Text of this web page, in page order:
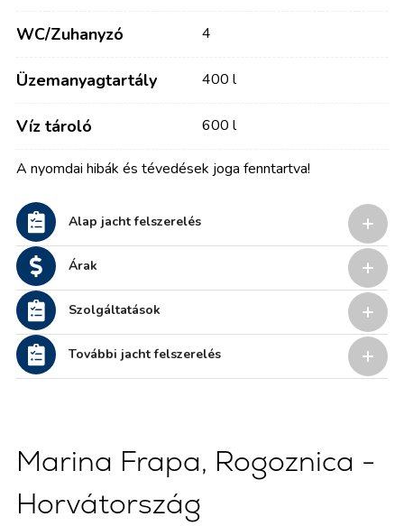
WC/Zuhanyzó 4
Üzemanyagtartály 400 l
Víz tároló 600 l
A nyomdai hibák és tévedések joga fenntartva!
Alap jacht felszerelés
Árak
Szolgáltatások
További jacht felszerelés
Marina Frapa, Rogoznica -
Horvátország